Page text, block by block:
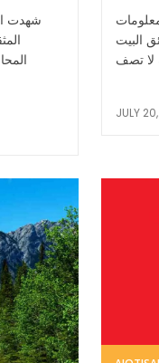
شهدت
البيت
JULY